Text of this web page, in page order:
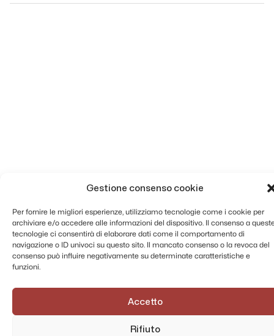
Gestione consenso cookie
Per fornire le migliori esperienze, utilizziamo tecnologie come i cookie per
archiviare e/o accedere alle informazioni del dispositivo. Il consenso a
tecnologie ci consentirà di elaborare dati come il comportamento di
navigazione o ID univoci su questo sito. Il mancato consenso o la revoca del
consenso può influire negativamente su determinate caratteristiche e
funzioni.
Accetto
Rifiuto